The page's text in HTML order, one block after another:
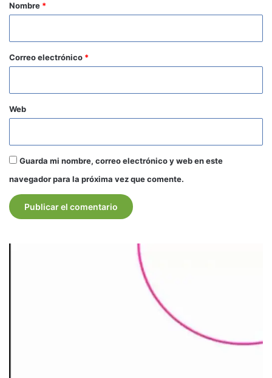
r
o
*
Nombre *
Correo electrónico *
Web
Guarda mi nombre, correo electrónico y web en este
navegador para la próxima vez que comente.